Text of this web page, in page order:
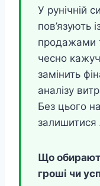
У рунічній
пов’язують
продажами
чесно
замінить
аналізу
Без цього
Що
гроші чи